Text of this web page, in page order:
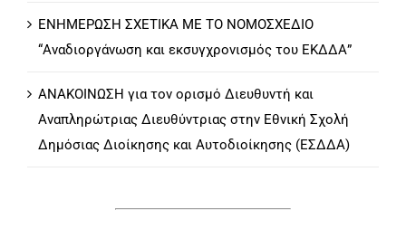
ΕΝΗΜΕΡΩΣΗ ΣΧΕΤΙΚΑ ΜΕ ΤΟ ΝΟΜΟΣΧΕΔΙΟ
ΑΝΑΚΟΙΝΩΣΗ για τον ορισμό Διευθυντή και
Αναπληρώτριας Διευθύντριας στην Εθνική Σχολή